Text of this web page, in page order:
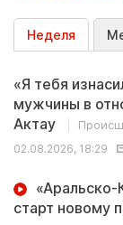
Неделя
«Я тебя
мужчины в
Актау
02.08.2026, 18:29
«Аральско-
старт новому